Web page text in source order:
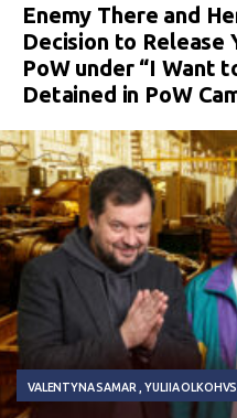
Enemy There and
Decision to Release
PoW under “I Want
Detained in PoW
VALENTYNA SAMAR YULIIA